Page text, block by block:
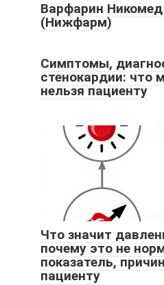
Варфарин
(Нижфарм)
Симптомы,
стенокардии: что
нельзя пациенту
Что значит
почему это не
показатель,
пациенту